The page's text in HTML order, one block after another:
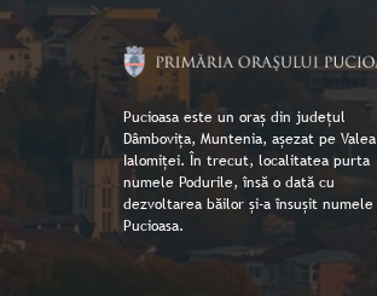
Pucioasa este un oraș din județul
Dâmbovița, Muntenia, așezat pe Valea
Ialomiței. În trecut, localitatea purta
numele Podurile, însă o dată cu
dezvoltarea băilor și-a însușit numele
Pucioasa.